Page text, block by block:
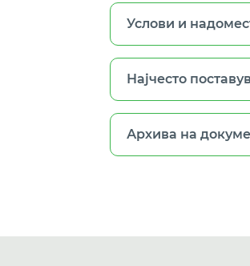
Услови и
Најчесто
Архива на